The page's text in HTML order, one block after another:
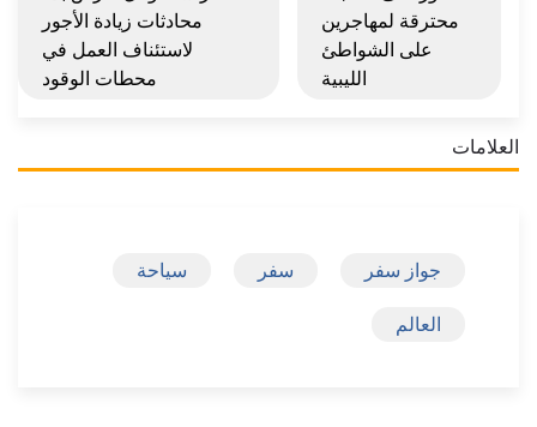
محترقة لمهاجرين
على الشواطئ
الليبية
محادثات زيادة الأجور
لاستئناف العمل في
محطات الوقود
العلامات
جواز سفر سفر سياحة
العالم